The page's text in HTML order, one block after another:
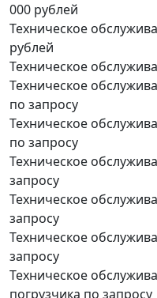
000 рублей
Техническое
рублей
Техническое
Техническое
по запросу
Техническое
по запросу
Техническое
запросу
Техническое
запросу
Техническое
запросу
Техническое
погрузчика по запросу